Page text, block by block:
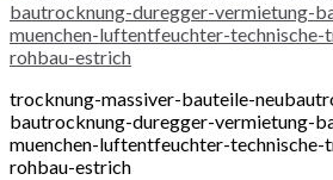
trocknung-massiver-bauteile-
bautrocknung-duregger-vermietung-
muenchen-luftentfeuchter-
rohbau-estrich